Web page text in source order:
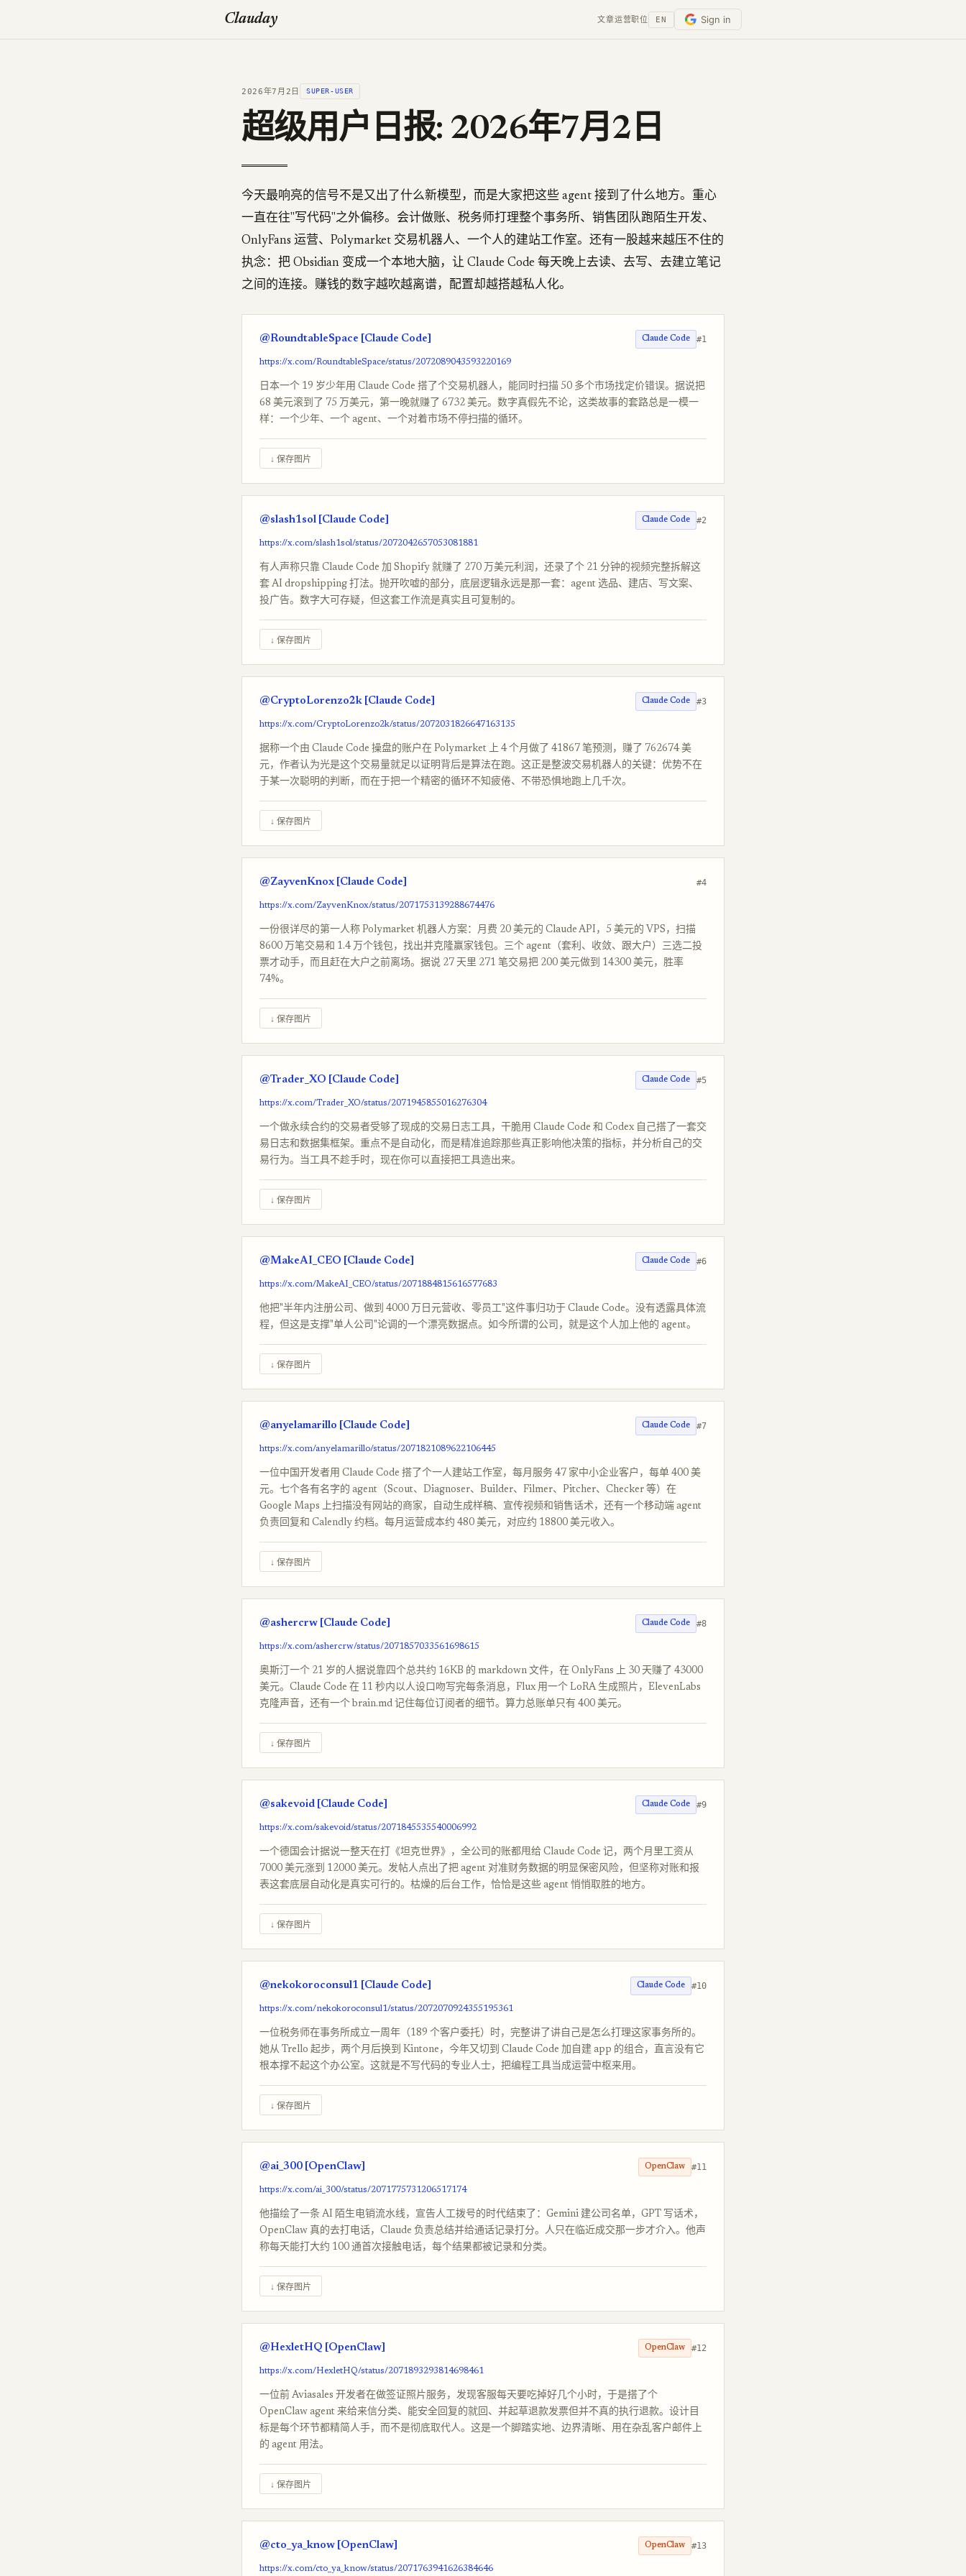
Clauday 文章运营职位 EN Sign in
2026年7月2日 SUPER-USER
超级用户日报: 2026年7月2日
今天最响亮的信号不是又出了什么新模型，而是大家把这些 agent 接到了什么地方。重心
一直在往"写代码"之外偏移。会计做账、税务师打理整个事务所、销售团队跑陌生开发、
OnlyFans 运营、Polymarket 交易机器人、一个人的建站工作室。还有一股越来越压不住的
执念：把 Obsidian 变成一个本地大脑，让 Claude Code 每天晚上去读、去写、去建立笔记
之间的连接。赚钱的数字越吹越离谱，配置却越搭越私人化。
@RoundtableSpace [Claude Code] Claude Code #1
https://x.com/RoundtableSpace/status/2072089043593220169
日本一个 19 岁少年用 Claude Code 搭了个交易机器人，能同时扫描 50 多个市场找定价错误。据说把
68 美元滚到了 75 万美元，第一晚就赚了 6732 美元。数字真假先不论，这类故事的套路总是一模一
样：一个少年、一个 agent、一个对着市场不停扫描的循环。
↓ 保存图片
@slash1sol [Claude Code] Claude Code #2
https://x.com/slash1sol/status/2072042657053081881
有人声称只靠 Claude Code 加 Shopify 就赚了 270 万美元利润，还录了个 21 分钟的视频完整拆解这
套 AI dropshipping 打法。抛开吹嘘的部分，底层逻辑永远是那一套：agent 选品、建店、写文案、
投广告。数字大可存疑，但这套工作流是真实且可复制的。
↓ 保存图片
@CryptoLorenzo2k [Claude Code] Claude Code #3
https://x.com/CryptoLorenzo2k/status/2072031826647163135
据称一个由 Claude Code 操盘的账户在 Polymarket 上 4 个月做了 41867 笔预测，赚了 762674 美
元，作者认为光是这个交易量就足以证明背后是算法在跑。这正是整波交易机器人的关键：优势不在
于某一次聪明的判断，而在于把一个精密的循环不知疲倦、不带恐惧地跑上几千次。
↓ 保存图片
@ZayvenKnox [Claude Code] #4
https://x.com/ZayvenKnox/status/2071753139288674476
一份很详尽的第一人称 Polymarket 机器人方案：月费 20 美元的 Claude API，5 美元的 VPS，扫描
8600 万笔交易和 1.4 万个钱包，找出并克隆赢家钱包。三个 agent（套利、收敛、跟大户）三选二投
票才动手，而且赶在大户之前离场。据说 27 天里 271 笔交易把 200 美元做到 14300 美元，胜率
74%。
↓ 保存图片
@Trader_XO [Claude Code] Claude Code #5
https://x.com/Trader_XO/status/2071945855016276304
一个做永续合约的交易者受够了现成的交易日志工具，干脆用 Claude Code 和 Codex 自己搭了一套交
易日志和数据集框架。重点不是自动化，而是精准追踪那些真正影响他决策的指标，并分析自己的交
易行为。当工具不趁手时，现在你可以直接把工具造出来。
↓ 保存图片
@MakeAI_CEO [Claude Code] Claude Code #6
https://x.com/MakeAI_CEO/status/2071884815616577683
他把"半年内注册公司、做到 4000 万日元营收、零员工"这件事归功于 Claude Code。没有透露具体流
程，但这是支撑"单人公司"论调的一个漂亮数据点。如今所谓的公司，就是这个人加上他的 agent。
↓ 保存图片
@anyelamarillo [Claude Code] Claude Code #7
https://x.com/anyelamarillo/status/2071821089622106445
一位中国开发者用 Claude Code 搭了个一人建站工作室，每月服务 47 家中小企业客户，每单 400 美
元。七个各有名字的 agent（Scout、Diagnoser、Builder、Filmer、Pitcher、Checker 等）在
Google Maps 上扫描没有网站的商家，自动生成样稿、宣传视频和销售话术，还有一个移动端 agent
负责回复和 Calendly 约档。每月运营成本约 480 美元，对应约 18800 美元收入。
↓ 保存图片
@ashercrw [Claude Code] Claude Code #8
https://x.com/ashercrw/status/2071857033561698615
奥斯汀一个 21 岁的人据说靠四个总共约 16KB 的 markdown 文件，在 OnlyFans 上 30 天赚了 43000
美元。Claude Code 在 11 秒内以人设口吻写完每条消息，Flux 用一个 LoRA 生成照片，ElevenLabs
克隆声音，还有一个 brain.md 记住每位订阅者的细节。算力总账单只有 400 美元。
↓ 保存图片
@sakevoid [Claude Code] Claude Code #9
https://x.com/sakevoid/status/2071845535540006992
一个德国会计据说一整天在打《坦克世界》，全公司的账都甩给 Claude Code 记，两个月里工资从
7000 美元涨到 12000 美元。发帖人点出了把 agent 对准财务数据的明显保密风险，但坚称对账和报
表这套底层自动化是真实可行的。枯燥的后台工作，恰恰是这些 agent 悄悄取胜的地方。
↓ 保存图片
@nekokoroconsul1 [Claude Code] Claude Code #10
https://x.com/nekokoroconsul1/status/2072070924355195361
一位税务师在事务所成立一周年（189 个客户委托）时，完整讲了讲自己是怎么打理这家事务所的。
她从 Trello 起步，两个月后换到 Kintone，今年又切到 Claude Code 加自建 app 的组合，直言没有它
根本撑不起这个办公室。这就是不写代码的专业人士，把编程工具当成运营中枢来用。
↓ 保存图片
@ai_300 [OpenClaw] OpenClaw #11
https://x.com/ai_300/status/2071775731206517174
他描绘了一条 AI 陌生电销流水线，宣告人工拨号的时代结束了：Gemini 建公司名单，GPT 写话术，
OpenClaw 真的去打电话，Claude 负责总结并给通话记录打分。人只在临近成交那一步才介入。他声
称每天能打大约 100 通首次接触电话，每个结果都被记录和分类。
↓ 保存图片
@HexletHQ [OpenClaw] OpenClaw #12
https://x.com/HexletHQ/status/2071893293814698461
一位前 Aviasales 开发者在做签证照片服务，发现客服每天要吃掉好几个小时，于是搭了个
OpenClaw agent 来给来信分类、能安全回复的就回、并起草退款发票但并不真的执行退款。设计目
标是每个环节都精简人手，而不是彻底取代人。这是一个脚踏实地、边界清晰、用在杂乱客户邮件上
的 agent 用法。
↓ 保存图片
@cto_ya_know [OpenClaw] OpenClaw #13
https://x.com/cto_ya_know/status/2071763941626384646